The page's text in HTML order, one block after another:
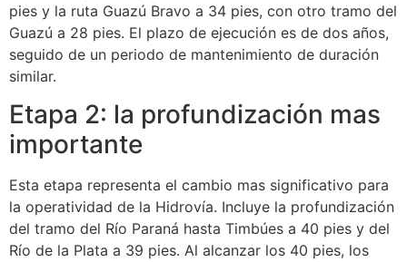
pies y la ruta Guazú Bravo a 34 pies, con otro tramo del
Guazú a 28 pies. El plazo de ejecución es de dos años,
seguido de un periodo de mantenimiento de duración
similar.
Etapa 2: la profundización mas
importante
Esta etapa representa el cambio mas significativo para
la operatividad de la Hidrovía. Incluye la profundización
del tramo del Río Paraná hasta Timbúes a 40 pies y del
Río de la Plata a 39 pies. Al alcanzar los 40 pies, los